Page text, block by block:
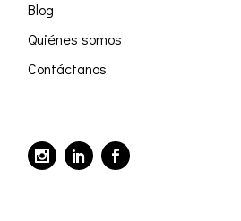
Blog
Quiénes somos
Contáctanos